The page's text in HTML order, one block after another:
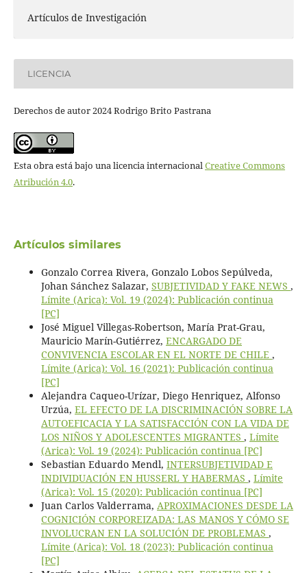
Artículos de Investigación
LICENCIA
Derechos de autor 2024 Rodrigo Brito Pastrana
Esta obra está bajo una licencia internacionalCreative Commons
Atribución 4.0.
Artículos similares
Gonzalo Correa Rivera, Gonzalo Lobos Sepúlveda,
Johan Sánchez Salazar, SUBJETIVIDAD Y FAKE NEWS ,
Límite (Arica): Vol. 19 (2024): Publicación continua
[PC]
José Miguel Villegas-Robertson, María Prat-Grau,
Mauricio Marín-Gutiérrez, ENCARGADO DE
CONVIVENCIA ESCOLAR EN EL NORTE DE CHILE ,
Límite (Arica): Vol. 16 (2021): Publicación continua
[PC]
Alejandra Caqueo-Urízar, Diego Henriquez, Alfonso
Urzúa, EL EFECTO DE LA DISCRIMINACIÓN SOBRE LA
AUTOEFICACIA Y LA SATISFACCIÓN CON LA VIDA DE
LOS NIÑOS Y ADOLESCENTES MIGRANTES , Límite
(Arica): Vol. 19 (2024): Publicación continua [PC]
Sebastian Eduardo Mendl, INTERSUBJETIVIDAD E
INDIVIDUACIÓN EN HUSSERL Y HABERMAS , Límite
(Arica): Vol. 15 (2020): Publicación continua [PC]
Juan Carlos Valderrama, APROXIMACIONES DESDE LA
COGNICIÓN CORPOREIZADA: LAS MANOS Y CÓMO SE
INVOLUCRAN EN LA SOLUCIÓN DE PROBLEMAS ,
Límite (Arica): Vol. 18 (2023): Publicación continua
[PC]